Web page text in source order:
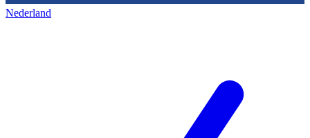
Nederland